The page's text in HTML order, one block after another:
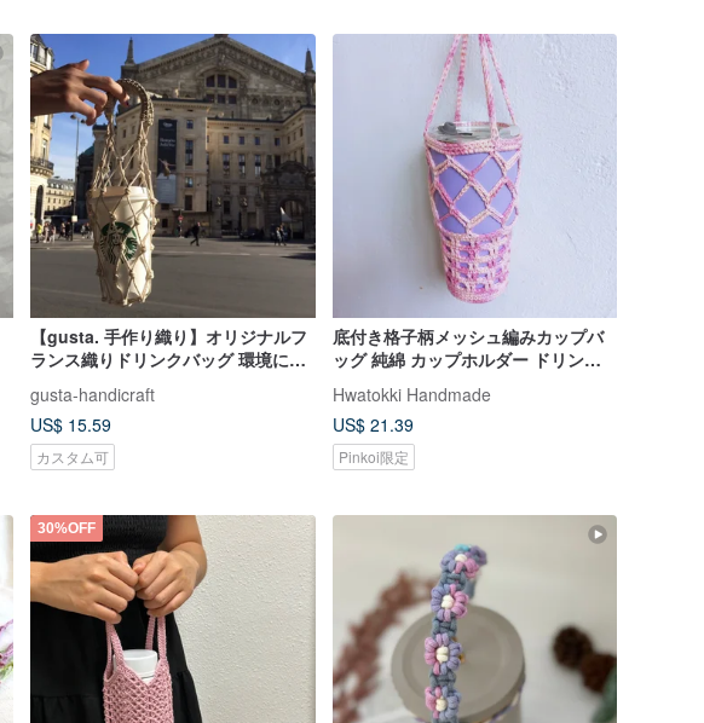
【gusta. 手作り織り】オリジナルフ
ランス織りドリンクバッグ 環境に優
しいカップネット織りバッグ
gusta-handicraft
US$ 15.59
カスタム可
底付き格子柄メッシュ編みカップバ
ッグ 純綿 カップホルダー ドリンク
バッグ ボトルホルダー
Hwatokki Handmade
US$ 21.39
Pinkoi限定
30%OFF